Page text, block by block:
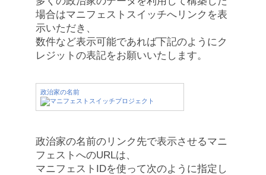
場合はマニフェストスイッチへリンクを表
示いただき、
数件など表示可能であれば下記のようにク
レジットの表記をお願いいたします。
政治家の名前
政治家の名前のリンク先で表示させるマニ
フェストへのURLは、
マニフェストIDを使って次のように指定し